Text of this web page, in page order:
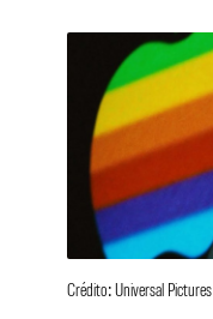
Crédito: Universal Pictures